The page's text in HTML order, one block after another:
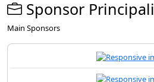
Sponsor Principali
Main Sponsors